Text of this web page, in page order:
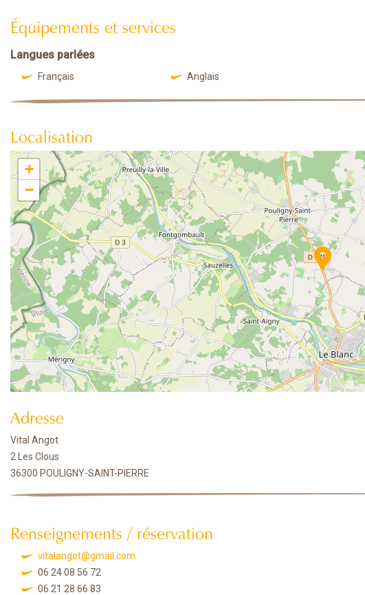
Équipements et services
Langues parlées
Français Anglais
Localisation
+
−
Adresse
Vital Angot
2 Les Clous
36300 POULIGNY-SAINT-PIERRE
Renseignements / réservation
vitalangot@gmail.com
06 24 08 56 72
06 21 28 66 83